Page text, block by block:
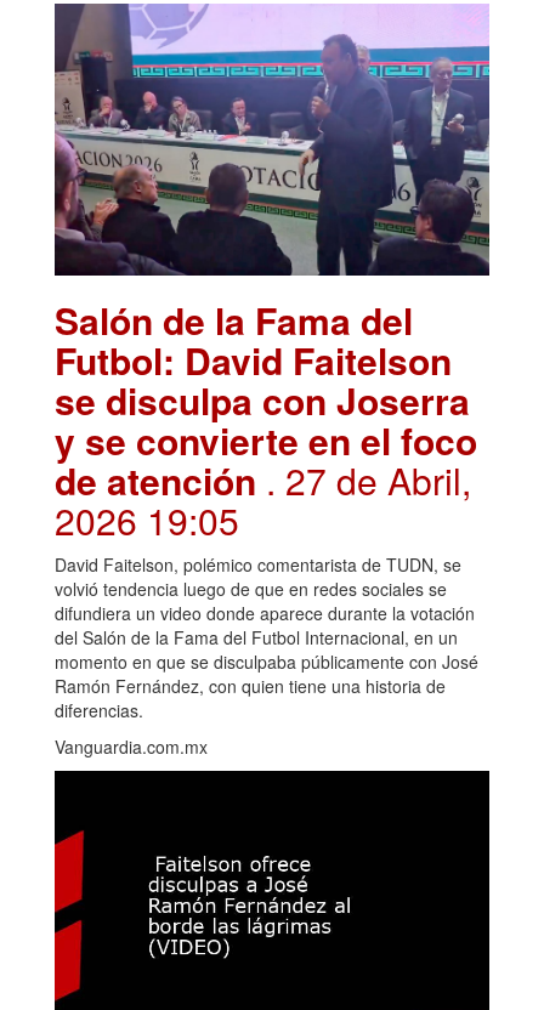
Salón de la Fama del
Futbol: David Faitelson
se disculpa con Joserra
y se convierte en el foco
de atención . 27 de Abril,
2026 19:05
David Faitelson, polémico comentarista de TUDN, se
volvió tendencia luego de que en redes sociales se
difundiera un video donde aparece durante la votación
del Salón de la Fama del Futbol Internacional, en un
momento en que se disculpaba públicamente con José
Ramón Fernández, con quien tiene una historia de
diferencias.
Vanguardia.com.mx